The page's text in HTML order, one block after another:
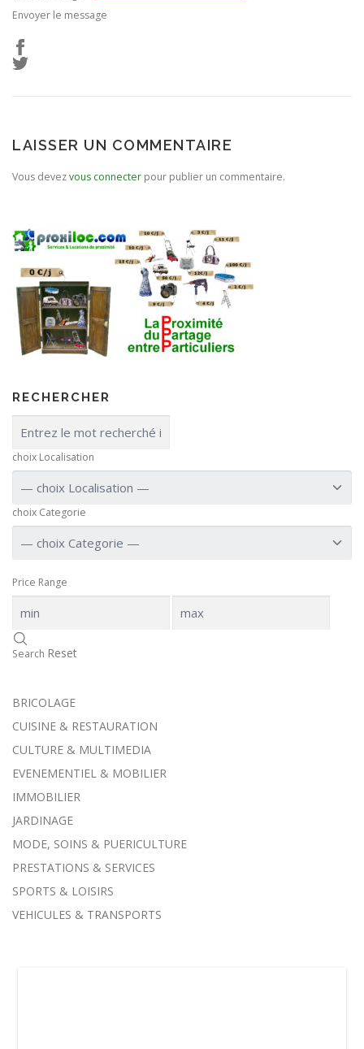
Envoyer le message
LAISSER UN COMMENTAIRE
Vous devezvous connecter pour publier un commentaire.
RECHERCHER
choix Localisation
choix Categorie
Price Range
Search Reset
BRICOLAGE
CUISINE & RESTAURATION
CULTURE & MULTIMEDIA
EVENEMENTIEL & MOBILIER
IMMOBILIER
JARDINAGE
MODE, SOINS & PUERICULTURE
PRESTATIONS & SERVICES
SPORTS & LOISIRS
VEHICULES & TRANSPORTS